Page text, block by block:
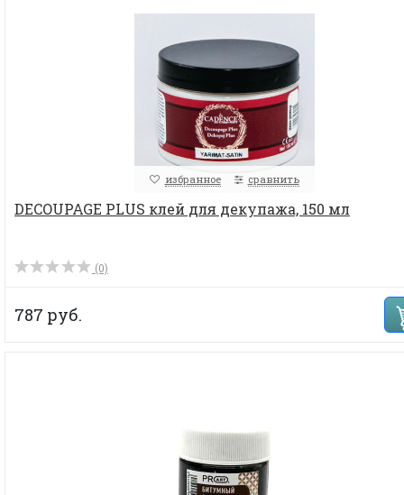
избранное сравнить
DECOUPAGE PLUS клей для декупажа, 150 мл
(0)
787 руб.